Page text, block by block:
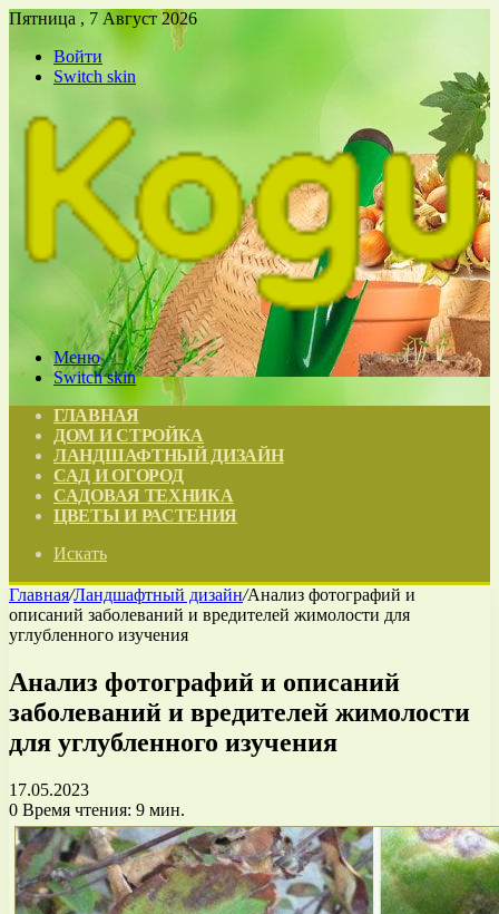
Пятница , 7 Август 2026
Войти
Switch skin
Меню
Switch skin
ГЛАВНАЯ
ДОМ И СТРОЙКА
ЛАНДШАФТНЫЙ ДИЗАЙН
САД И ОГОРОД
САДОВАЯ ТЕХНИКА
ЦВЕТЫ И РАСТЕНИЯ
Искать
Главная/Ландшафтный дизайн/Анализ фотографий и
описаний заболеваний и вредителей жимолости для
углубленного изучения
Анализ фотографий и описаний
заболеваний и вредителей жимолости
для углубленного изучения
17.05.2023
0 Время чтения: 9 мин.